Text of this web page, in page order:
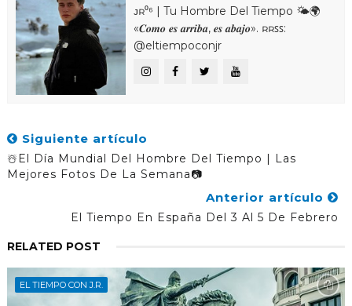
ᴊʀ⁰⁶ | Tu Hombre Del Tiempo 🌤🌍
«𝑪𝒐𝒎𝒐 𝒆𝒔 𝒂𝒓𝒓𝒊𝒃𝒂, 𝒆𝒔 𝒂𝒃𝒂𝒋𝒐». ʀʀꜱꜱ:
@eltiempoconjr
Siguiente artículo
☃️El Día Mundial Del Hombre Del Tiempo | Las
Mejores Fotos De La Semana📷
Anterior artículo
El Tiempo En España Del 3 Al 5 De Febrero
RELATED POST
EL TIEMPO CON J.R.